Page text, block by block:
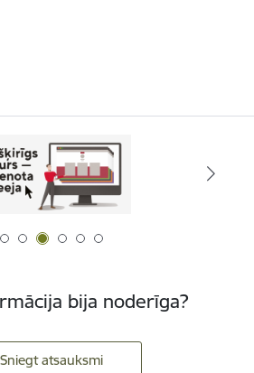
bija noderīga?
Sniegt atsauksmi